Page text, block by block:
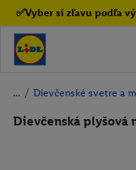
✅Vyber si zľavu podľa
/ Dievčenské svetre a
Dievčenská plyšová